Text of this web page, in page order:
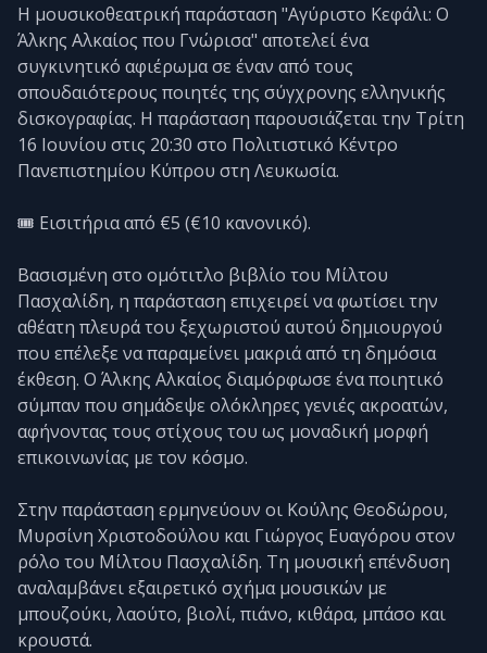
Η μουσικοθεατρική παράσταση "Αγύριστο Κεφάλι: Ο
Άλκης Αλκαίος που Γνώρισα" αποτελεί ένα
συγκινητικό αφιέρωμα σε έναν από τους
σπουδαιότερους ποιητές της σύγχρονης ελληνικής
δισκογραφίας. Η παράσταση παρουσιάζεται την Τρίτη
16 Ιουνίου στις 20:30 στο Πολιτιστικό Κέντρο
Πανεπιστημίου Κύπρου στη Λευκωσία.
🎟️ Εισιτήρια από €5 (€10 κανονικό).
Βασισμένη στο ομότιτλο βιβλίο του Μίλτου
Πασχαλίδη, η παράσταση επιχειρεί να φωτίσει την
αθέατη πλευρά του ξεχωριστού αυτού δημιουργού
που επέλεξε να παραμείνει μακριά από τη δημόσια
έκθεση. Ο Άλκης Αλκαίος διαμόρφωσε ένα ποιητικό
σύμπαν που σημάδεψε ολόκληρες γενιές ακροατών,
αφήνοντας τους στίχους του ως μοναδική μορφή
επικοινωνίας με τον κόσμο.
Στην παράσταση ερμηνεύουν οι Κούλης Θεοδώρου,
Μυρσίνη Χριστοδούλου και Γιώργος Ευαγόρου στον
ρόλο του Μίλτου Πασχαλίδη. Τη μουσική επένδυση
αναλαμβάνει εξαιρετικό σχήμα μουσικών με
μπουζούκι, λαούτο, βιολί, πιάνο, κιθάρα, μπάσο και
κρουστά.